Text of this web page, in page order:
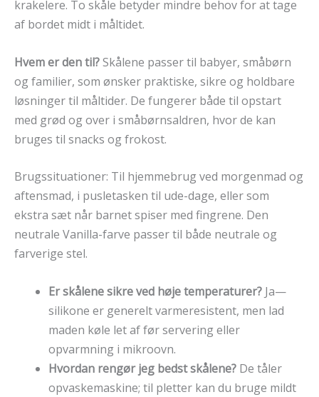
krakelere. To skåle betyder mindre behov for at tage
af bordet midt i måltidet.
Hvem er den til?Skålene passer til babyer, småbørn
og familier, som ønsker praktiske, sikre og holdbare
løsninger til måltider. De fungerer både til opstart
med grød og over i småbørnsaldren, hvor de kan
bruges til snacks og frokost.
Brugssituationer: Til hjemmebrug ved morgenmad og
aftensmad, i pusletasken til ude-dage, eller som
ekstra sæt når barnet spiser med fingrene. Den
neutrale Vanilla-farve passer til både neutrale og
farverige stel.
Er skålene sikre ved høje temperaturer? Ja—
silikone er generelt varmeresistent, men lad
maden køle let af før servering eller
opvarmning i mikroovn.
Hvordan rengør jeg bedst skålene? De tåler
opvaskemaskine; til pletter kan du bruge mildt